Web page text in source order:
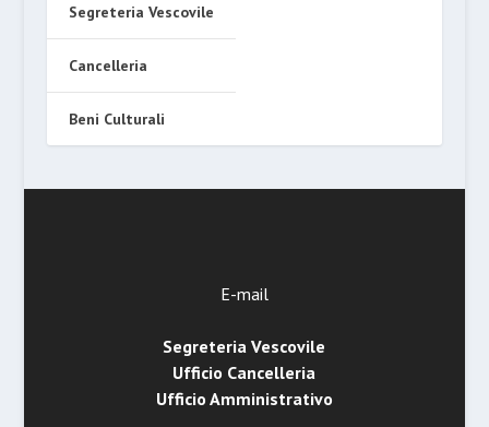
Segreteria Vescovile
Cancelleria
Beni Culturali
E-mail
Segreteria Vescovile
Ufficio Cancelleria
Ufficio Amministrativo